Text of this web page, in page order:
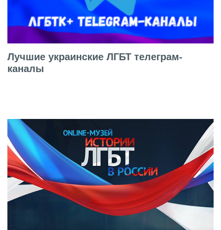
Лучшие украинские ЛГБТ телеграм-
каналы